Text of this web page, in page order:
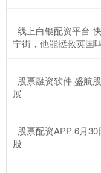
线上白银配资平台
宁街，他能拯救英国
股票融资软件 盛航
展
股票配资APP 6月
股